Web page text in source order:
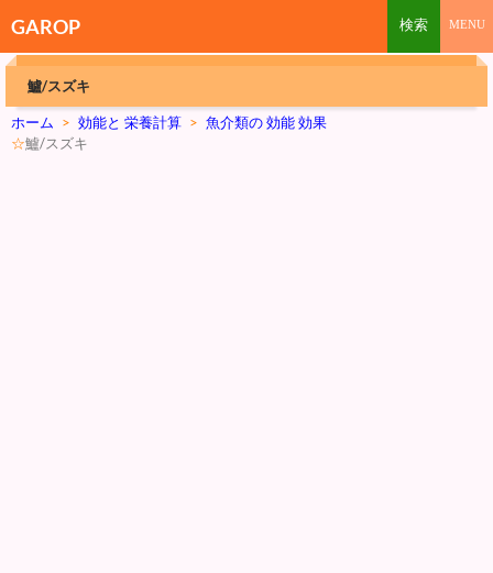
GAROP
鱸/スズキ
ホーム > 効能と 栄養計算 > 魚介類の 効能 効果
☆鱸/スズキ